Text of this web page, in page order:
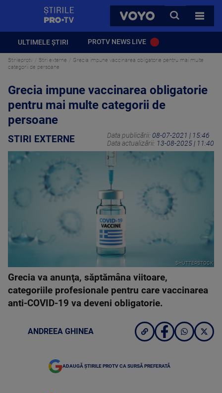
VOYO
CAUTA
TOATE
ULTIMELE ȘTIRI PROTV NEWS LIVE
Stirileprotv Stiri externe
Grecia impune vaccinarea obligatorie pentru mai multe
categorii de persoane
Grecia impune vaccinarea obligatorie
pentru mai multe categorii de
persoane
STIRI EXTERNE Data publicării: 08-07-2021 | 15:46
Data actualizării: 13-08-2025 | 11:40
SHUTTERSTOCK
Grecia va anunţa, săptămâna viitoare,
categoriile profesionale pentru care vaccinarea
anti-COVID-19 va deveni obligatorie.
ANDREEA GHINEA
ADAUGĂ ȘTIRILE PROTV CA SURSĂ PREFERATĂ